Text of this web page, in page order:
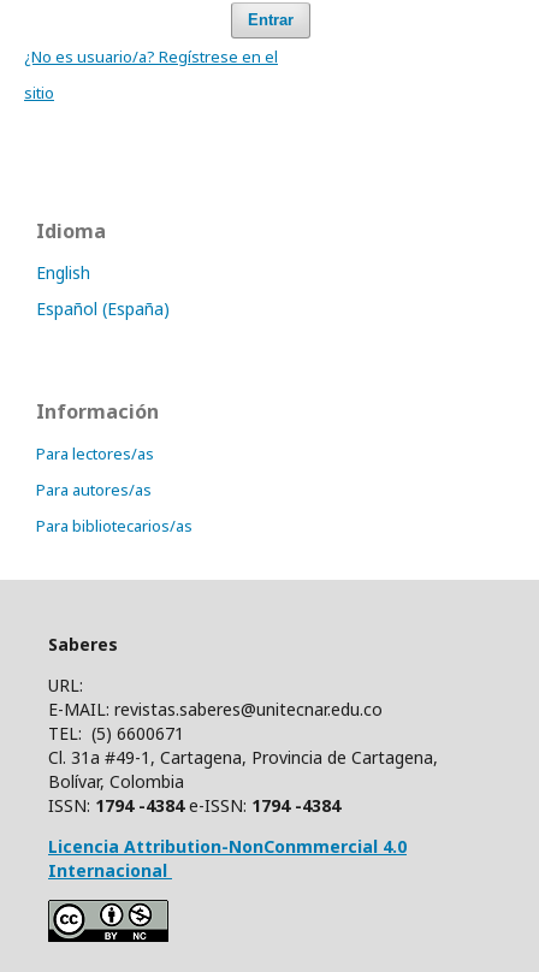
Entrar
¿No es usuario/a? Regístrese en el
sitio
Idioma
English
Español (España)
Información
Para lectores/as
Para autores/as
Para bibliotecarios/as
Saberes
URL:
E-MAIL: revistas.saberes@unitecnar.edu.co
TEL: (5) 6600671
Cl. 31a #49-1, Cartagena, Provincia de Cartagena,
Bolívar, Colombia
ISSN: 1794 -4384e-ISSN: 1794 -4384
Licencia Attribution-NonConmmercial 4.0
Internacional